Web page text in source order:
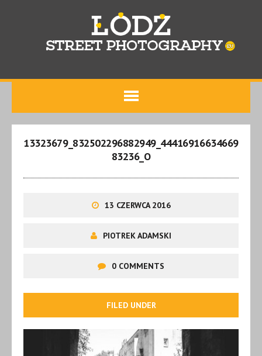
13323679_832502296882949_44416916634669
83236_O
13 CZERWCA 2016
PIOTREK ADAMSKI
0 COMMENTS
FILED UNDER